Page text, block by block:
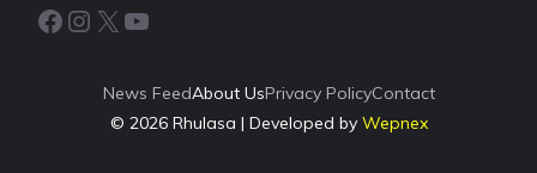
Facebook Instagram X YouTube
News FeedAbout UsPrivacy PolicyContact
© 2026 Rhulasa | Developed by Wepnex